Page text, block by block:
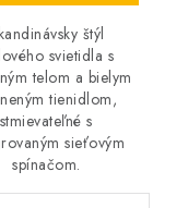
štýl
svietidla s
telom a bielym
tienidlom,
stmievateľné s
sieťovým
spínačom.